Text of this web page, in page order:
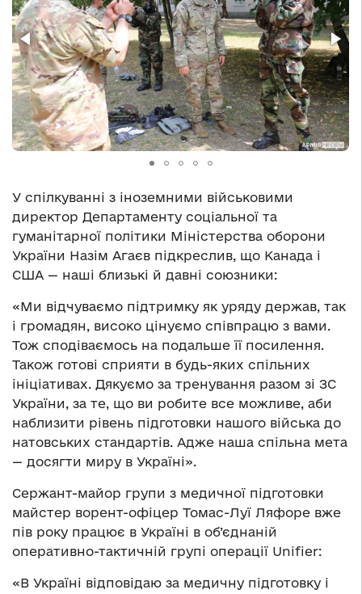
У спілкуванні з іноземними військовими
директор Департаменту соціальної та
гуманітарної політики Міністерства оборони
України Назім Агаєв підкреслив, що Канада і
США — наші близькі й давні союзники:
«Ми відчуваємо підтримку як уряду держав, так
і громадян, високо цінуємо співпрацю з вами.
Тож сподіваємось на подальше її посилення.
Також готові сприяти в будь-яких спільних
ініціативах. Дякуємо за тренування разом зі ЗС
України, за те, що ви робите все можливе, аби
наблизити рівень підготовки нашого війська до
натовських стандартів. Адже наша спільна мета
— досягти миру в Україні».
Сержант-майор групи з медичної підготовки
майстер ворент-офіцер Томас-Луї Ляфоре вже
пів року працює в Україні в об’єднаній
оперативно-тактичній групі операції Unifier:
«В Україні відповідаю за медичну підготовку і